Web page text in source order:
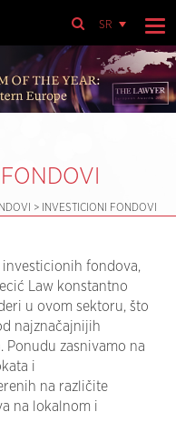
SR
> INVESTICIONI FONDOVI
investicionih fondova,
Law konstantno
u ovom sektoru, što
najznačajnijih
zasnivamo na
i
na različite
na lokalnom i